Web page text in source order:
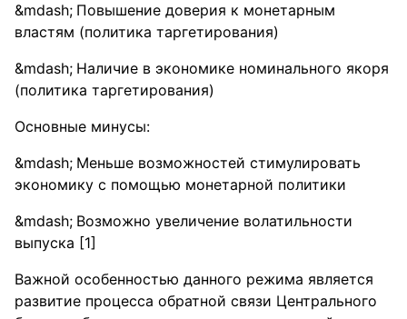
Повышение доверия к монетарным
властям (политика таргетирования)
Наличие в экономике номинального якоря
(политика таргетирования)
Основные минусы:
Меньше возможностей стимулировать
экономику с помощью монетарной политики
Возможно увеличение волатильности
выпуска [1]
Важной особенностью данного режима является
развитие процесса обратной связи Центрального